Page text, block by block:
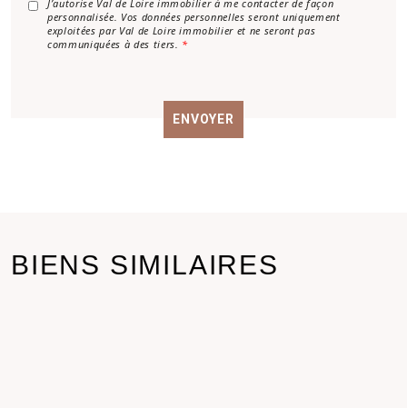
*
A
J’autorise Val de Loire immobilier à me contacter de façon
personnalisée. Vos données personnelles seront uniquement
exploitées par Val de Loire immobilier et ne seront pas
communiquées à des tiers. *
ENVOYER
BIENS SIMILAIRES